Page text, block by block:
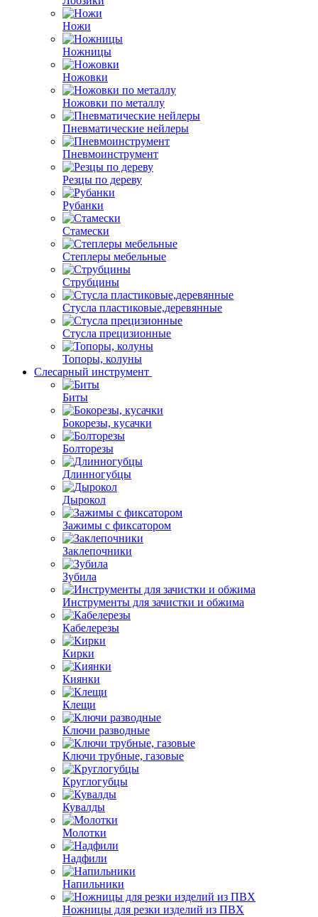
Ножи
Ножницы
Ножовки
Ножовки по металлу
Пневматические нейлеры
Пневмоинструмент
Резцы по дереву
Рубанки
Стамески
Степлеры мебельные
Струбцины
Стусла пластиковые,деревянные
Стусла прецизионные
Топоры, колуны
Слесарный инструмент
Биты
Бокорезы, кусачки
Болторезы
Длинногубцы
Дырокол
Зажимы с фиксатором
Заклепочники
Зубила
Инструменты для зачистки и обжима
Кабелерезы
Кирки
Киянки
Клещи
Ключи разводные
Ключи трубные, газовые
Круглогубцы
Кувалды
Молотки
Надфили
Напильники
Ножницы для резки изделий из ПВХ